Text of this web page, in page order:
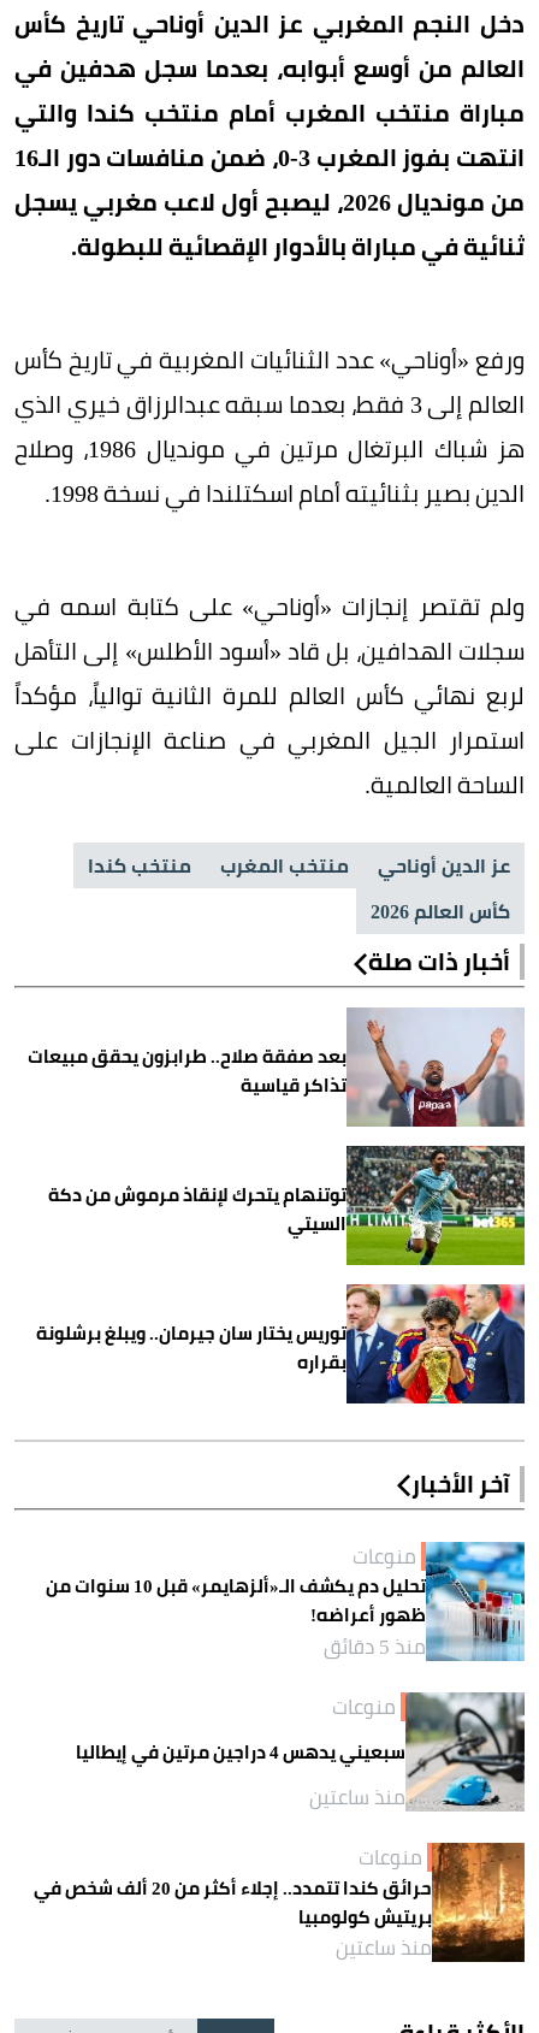
دخل النجم المغربي عز الدين أوناحي تاريخ كأس
العالم من أوسع أبوابه، بعدما سجل هدفين في
مباراة منتخب المغرب أمام منتخب كندا والتي
انتهت بفوز المغرب 3-0، ضمن منافسات دور الـ16
من مونديال 2026، ليصبح أول لاعب مغربي يسجل
ثنائية في مباراة بالأدوار الإقصائية للبطولة.
ورفع «أوناحي» عدد الثنائيات المغربية في تاريخ كأس
العالم إلى 3 فقط، بعدما سبقه عبدالرزاق خيري الذي
هز شباك البرتغال مرتين في مونديال 1986، وصلاح
الدين بصير بثنائيته أمام اسكتلندا في نسخة 1998.
ولم تقتصر إنجازات «أوناحي» على كتابة اسمه في
سجلات الهدافين، بل قاد «أسود الأطلس» إلى التأهل
لربع نهائي كأس العالم للمرة الثانية توالياً، مؤكداً
استمرار الجيل المغربي في صناعة الإنجازات على
الساحة العالمية.
عز الدين أوناحي منتخب المغرب
منتخب كندا
كأس العالم 2026
أخبار ذات صلة
بعد صفقة صلاح.. طرابزون يحقق مبيعات
تذاكر قياسية
توتنهام يتحرك لإنقاذ مرموش من دكة
السيتي
توريس يختار سان جيرمان.. ويبلغ برشلونة
بقراره
آخر الأخبار
منوعات
تحليل دم يكشف الـ«ألزهايمر» قبل 10 سنوات من
ظهور أعراضه!
منذ 5 دقائق
منوعات
سبعيني يدهس 4 دراجين مرتين في إيطاليا
منذ ساعتين
منوعات
حرائق كندا تتمدد.. إجلاء أكثر من 20 ألف شخص في
بريتيش كولومبيا
منذ ساعتين